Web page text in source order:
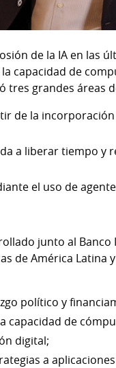
de la IA en las
capacidad de
tres grandes áreas
de la
a liberar tiempo y
el uso de
junto al
de América Latina
político y
de
digital;
a